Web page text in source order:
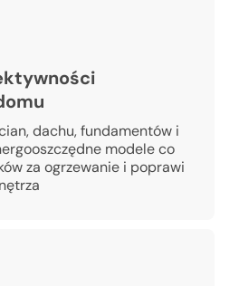
dachu, fundamentów i
modele co
za ogrzewanie i poprawi